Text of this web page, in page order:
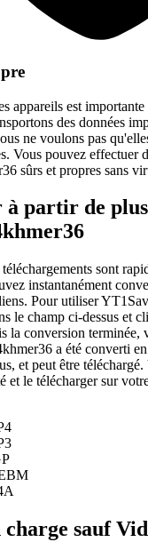
appareils est
des données
ne voulons pas
Vous pouvez effectuer
sûrs et propres sans
à partir de
sont
instantanément
Pour utiliser
le champ ci-dessus et
la conversion terminée,
a été converti
et peut être
et le télécharger sur
charge sauf